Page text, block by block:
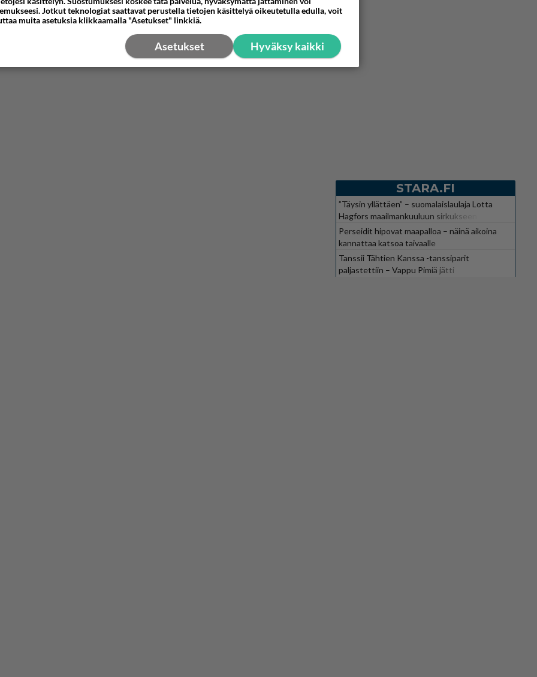
Ikävä
612
STARA.FI
”Täysin yllättäen” – suomalaislaulaja Lotta
Hagfors maailmankuuluun sirkukseen
Perseidit hipovat maapalloa – näinä aikoina
kannattaa katsoa taivaalle
Tanssii Tähtien Kanssa -tanssiparit
paljastettiin – Vappu Pimiä jätti
Jotkut teknologiat saattavat perustella tietojen käsittelyä oikeutetulla edulla, voit
muita asetuksia klikkaamalla "Asetukset" linkkiä.
Hyväksy kaikki
Asetukset